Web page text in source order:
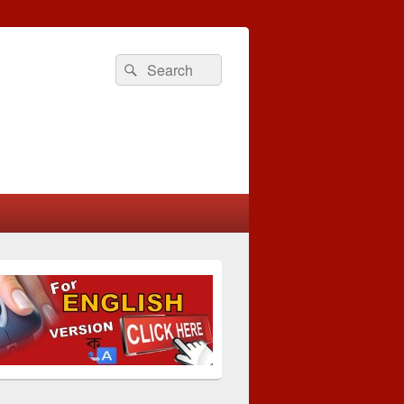
Search
for:
Search